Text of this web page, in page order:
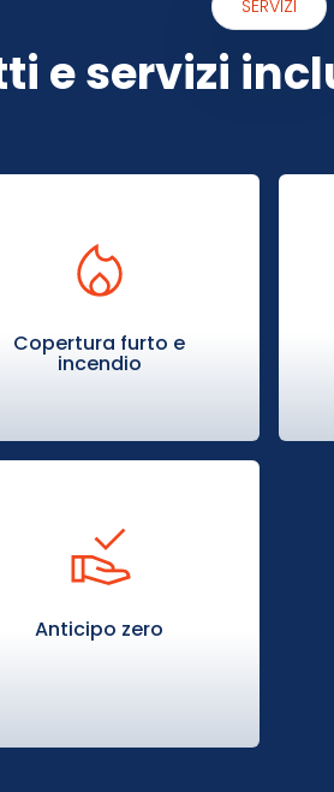
SERVIZI
e servizi
Copertura furto e
incendio
Anticipo zero